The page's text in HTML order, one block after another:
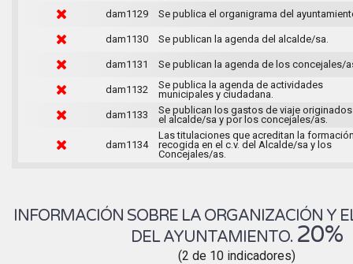
dam1129
Se publica el organigrama del
dam1130 Se publican la agenda del alcalde/sa.
dam1131 Se publican la agenda de los concejales/
dam1132
Se publica la agenda de actividades
municipales y ciudadana.
dam1133
Se publican los gastos de viaje
el alcalde/sa y por los concejales/as.
dam1134
Las titulaciones que acreditan la
recogida en el c.v. del Alcalde/sa y los
Concejales/as.
INFORMACIÓN SOBRE LA ORGANIZACIÓN Y
DEL AYUNTAMIENTO. 20%
(2 de 10 indicadores)